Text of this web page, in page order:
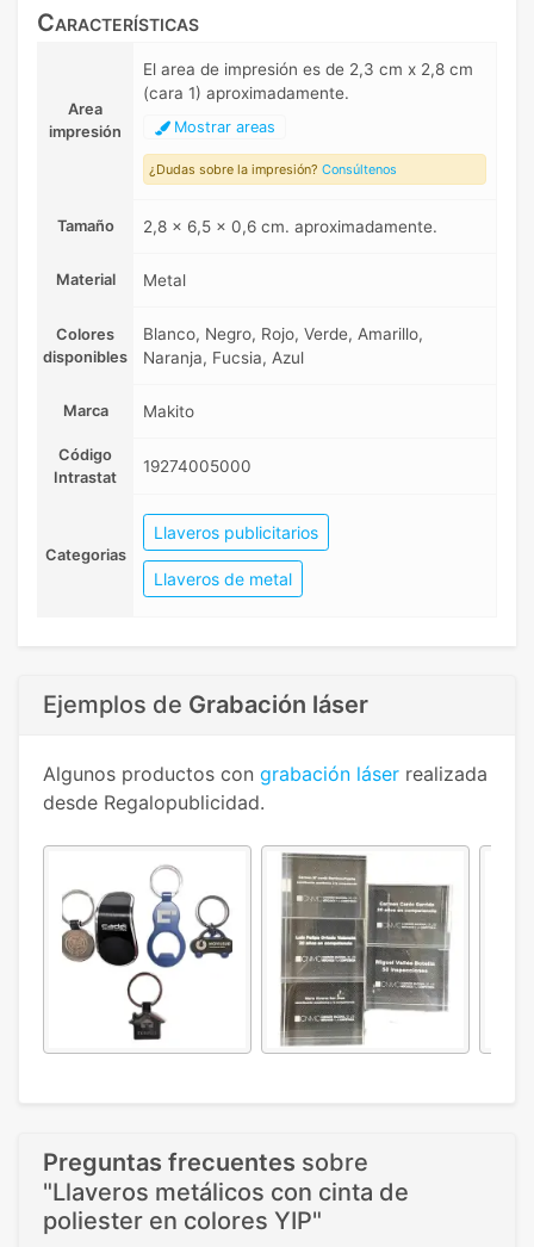
Características
Area
impresión
El area de impresión es de 2,3 cm x 2,8 cm
(cara 1) aproximadamente.
Mostrar areas
¿Dudas sobre la impresión? Consúltenos
Tamaño 2,8 x 6,5 x 0,6 cm. aproximadamente.
Material Metal
Colores
disponibles
Blanco, Negro, Rojo, Verde, Amarillo,
Naranja, Fucsia, Azul
Marca Makito
Código
Intrastat
19274005000
Categorias
Llaveros publicitarios
Llaveros de metal
Ejemplos de Grabación láser
Algunos productos con grabación láser realizada
desde Regalopublicidad.
Preguntas frecuentes sobre
"Llaveros metálicos con cinta de
poliester en colores YIP"